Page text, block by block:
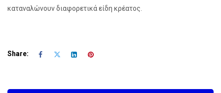
καταναλώνουν διαφορετικά είδη κρέατος.
Share: